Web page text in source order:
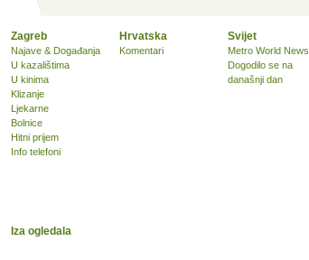
Zagreb
Najave & Događanja
U kazalištima
U kinima
Klizanje
Ljekarne
Bolnice
Hitni prijem
Info telefoni
Hrvatska
Komentari
Svijet
Metro World News
Dogodilo se na
današnji dan
Iza ogledala